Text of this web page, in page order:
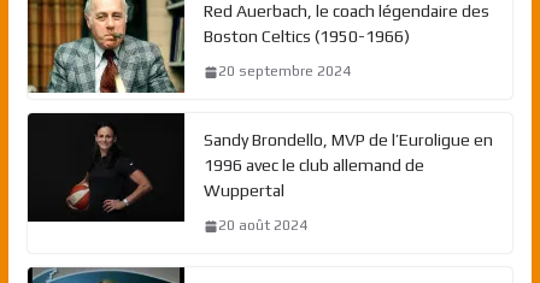
Red Auerbach, le coach légendaire des
Boston Celtics (1950-1966)
20 septembre 2024
Sandy Brondello, MVP de l’Euroligue en
1996 avec le club allemand de
Wuppertal
20 août 2024